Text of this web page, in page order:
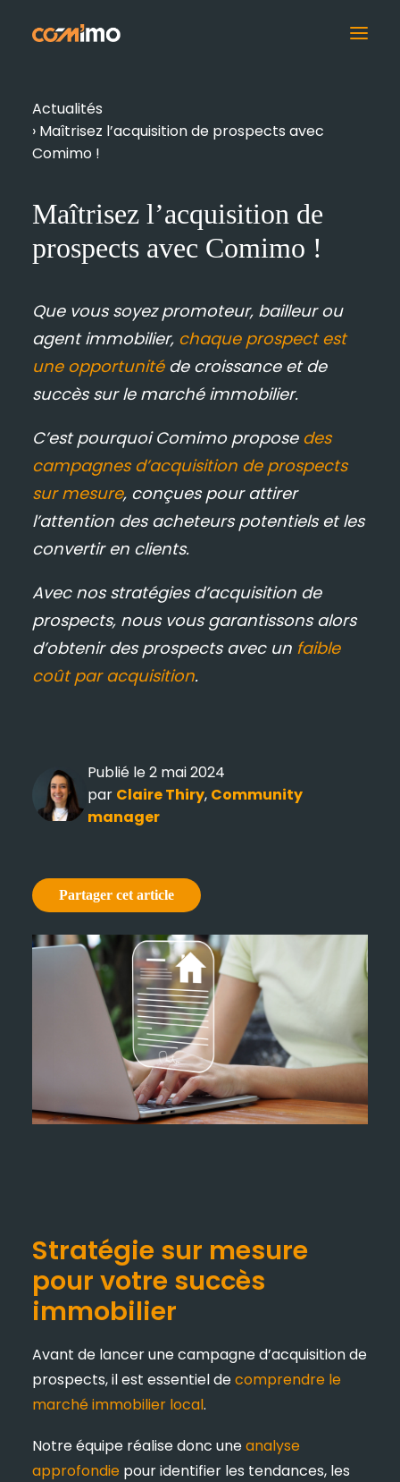
Supports 3D
Supports Print
Supports Grands
Formats
Espace de Vente
Film Promotionnel
Drone & Photos
Actualités
Références
Notre Agence
Nous Contacter
contact@comimo.fr
tel.06 34 12 22 30
3 impasse de la Côte, 57160 Lessy
Actualités
› Maîtrisez l’acquisition de prospects avec
Comimo !
Maîtrisez l’acquisition de
prospects avec Comimo !
Que vous soyez promoteur, bailleur ou
agent immobilier, chaque prospect est
une opportunitéde croissance et de
succès sur le marché immobilier.
C’est pourquoi Comimo propose des
campagnes d’acquisition de prospects
sur mesure, conçues pour attirer
l’attention des acheteurs potentiels et les
convertir en clients.
Avec nos stratégies d’acquisition de
prospects, nous vous garantissons alors
d’obtenir des prospects avec un faible
coût par acquisition.
Publié le 2 mai 2024
par Claire Thiry, Community
manager
Partager cet article
Stratégie sur mesure
pour votre succès
immobilier
Avant de lancer une campagne d’acquisition de
prospects, il est essentiel decomprendre le
marché immobilier local.
Notre équipe réalise donc uneanalyse
approfondie pour identifier les tendances, les